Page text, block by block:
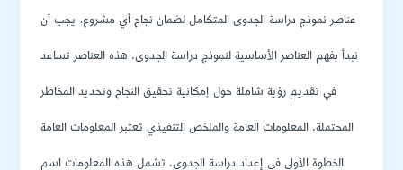
عناصر نموذج دراسة الجدوى المتكامل لضمان نجاح أي مشروع، يجب أن
نبدأ بفهم العناصر الأساسية لنموذج دراسة الجدوى. هذه العناصر تساعد
في تقديم رؤية شاملة حول إمكانية تحقيق النجاح وتحديد المخاطر
المحتملة. المعلومات العامة والملخص التنفيذي تعتبر المعلومات العامة
الخطوة الأولى في إعداد دراسة الجدوى. تشمل هذه المعلومات اسم